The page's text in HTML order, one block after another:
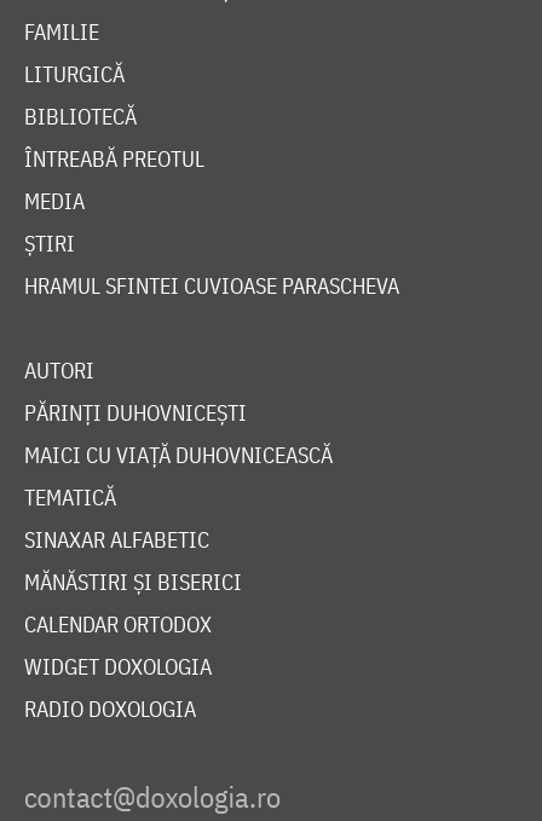
FAMILIE
LITURGICĂ
BIBLIOTECĂ
ÎNTREABĂ PREOTUL
MEDIA
ȘTIRI
HRAMUL SFINTEI CUVIOASE PARASCHEVA
AUTORI
PĂRINȚI DUHOVNICEȘTI
MAICI CU VIAȚĂ DUHOVNICEASCĂ
TEMATICĂ
SINAXAR ALFABETIC
MĂNĂSTIRI ȘI BISERICI
CALENDAR ORTODOX
WIDGET DOXOLOGIA
RADIO DOXOLOGIA